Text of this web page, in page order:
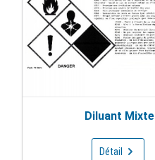
Diluant Mixte
Détail